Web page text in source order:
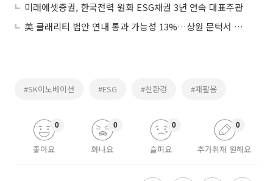
미래에셋증권, 한국전력 원화 ESG채권 3년 연속 대표주관
美 클래리티 법안 연내 통과 가능성 13%…상원 문턱서 제동
#SK이노베이션 #ESG #친환경 #재활용
좋아요
0
화나요
0
슬퍼요
0
추가취재 원해요
0